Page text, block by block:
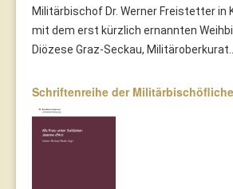
Militärbischof Dr. Werner Freistetter in
mit dem erst kürzlich ernannten
Diözese Graz-Seckau, Militäroberkurat...
Schriftenreihe der